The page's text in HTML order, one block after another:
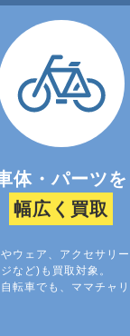
体・パーツを
幅広く買取
ウェア、アクセサリ
など)も買取対象。
転車でも、ママチャ